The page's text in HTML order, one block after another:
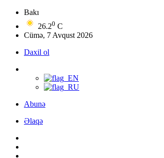
Bakı
26.20 C
Cümə, 7 Avqust 2026
Daxil ol
Abunə
Əlaqə